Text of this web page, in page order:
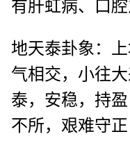
有肝虹病、口腔
地天泰卦象：
气相交，小往
泰，安稳，持
不所，艰难守